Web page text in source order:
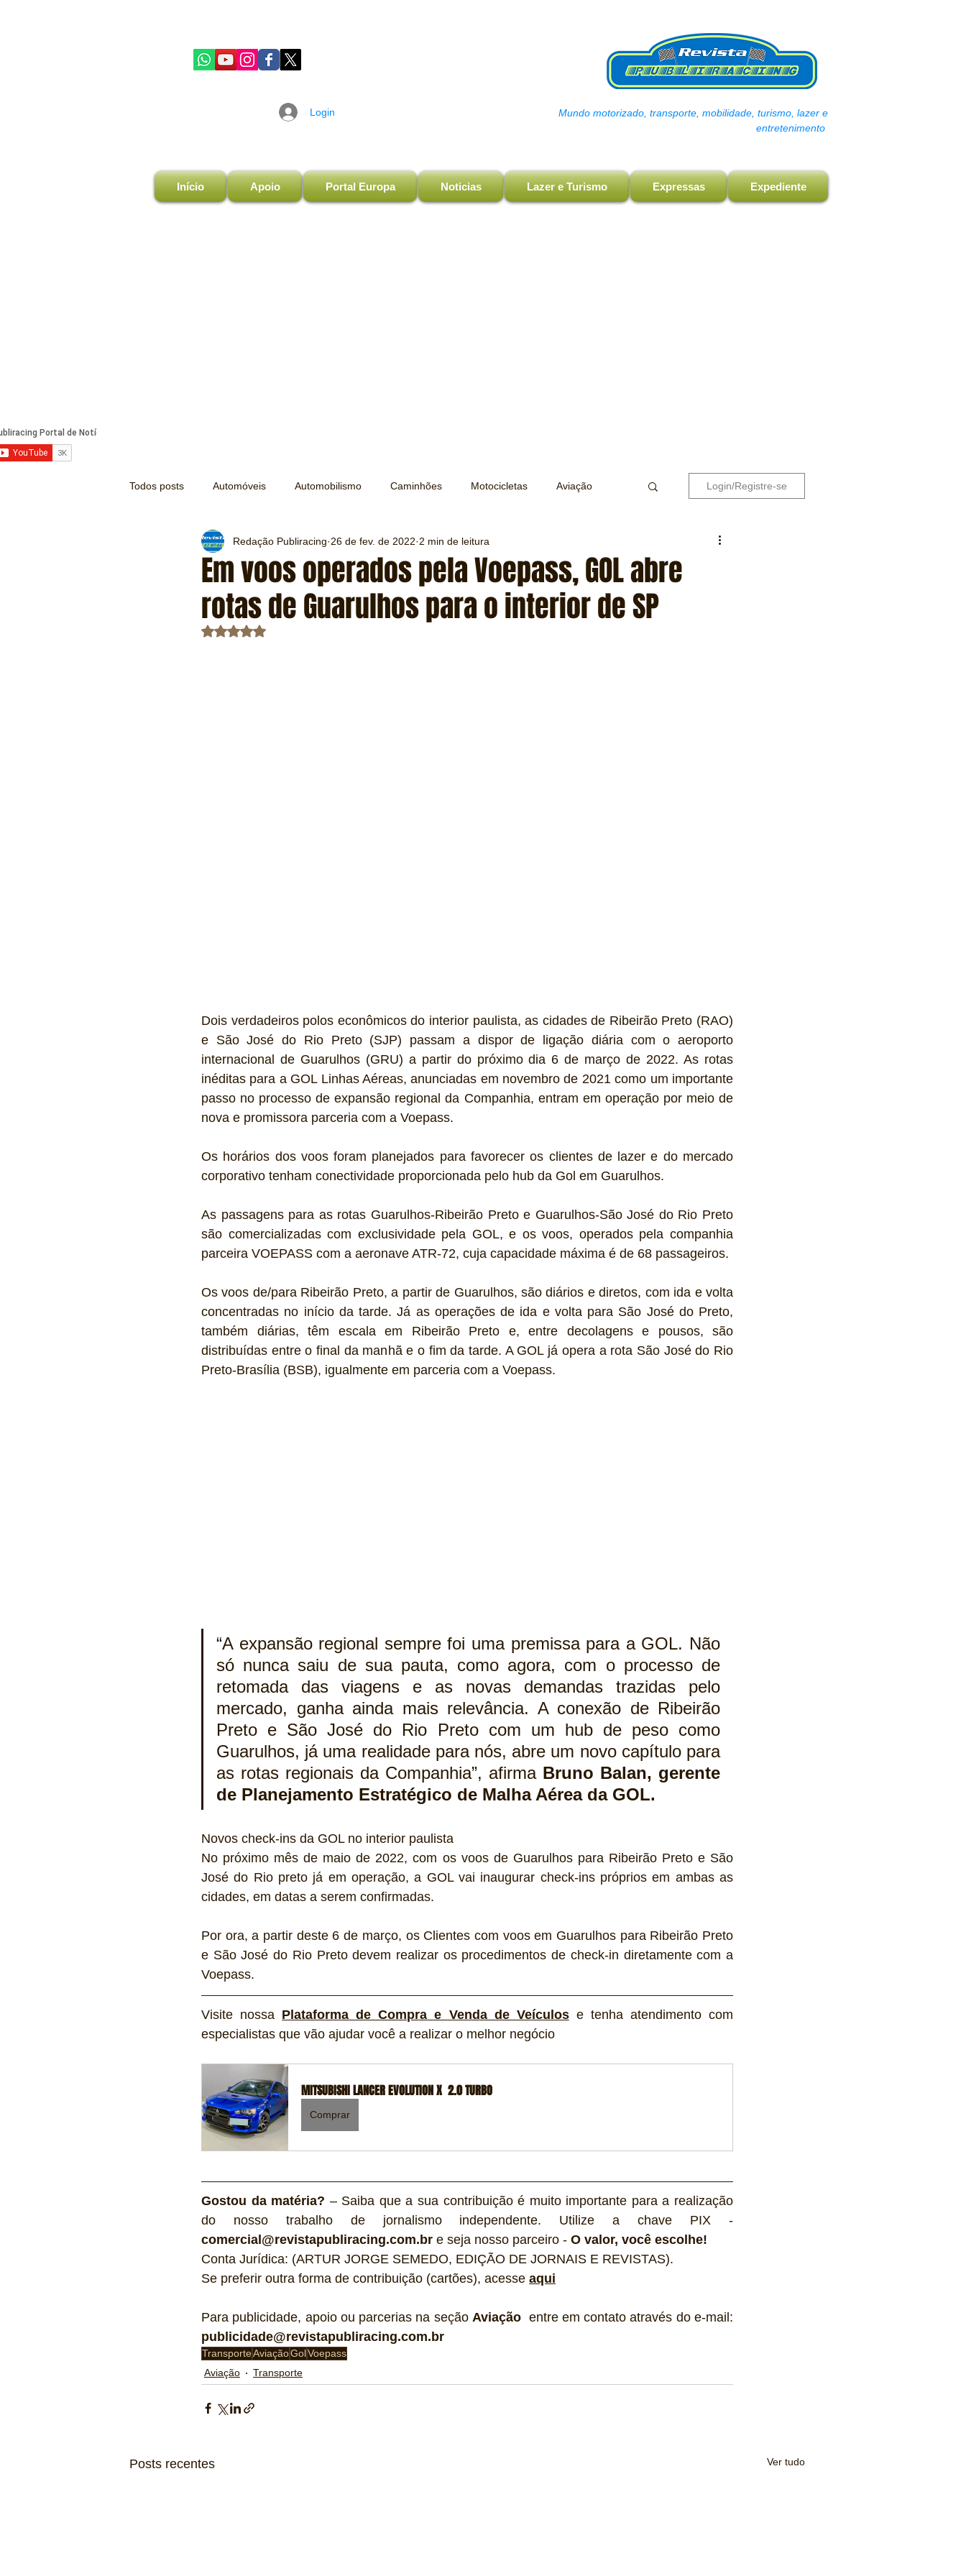
Login
Mundo motorizado, transporte, mobilidade, turismo, lazer e
entretenimento
Início Apoio Portal Europa Noticias Lazer e Turismo Expressas Expediente
Todos posts Automóveis Automobilismo Caminhões Motocicletas Aviação
Turismo Lazer Transporte Trens e Metrô
Mecânica e Peças Segurança Testes e Comparativos Máquinas e Equipamentos
Login/Registre-se
Em voos operados pela Voepass, GOL abre
rotas de Guarulhos para o interior de SP
Redação Publiracing 26 de fev. de 2022 2 min de leitura
Avaliado com NaN de 5 estrelas.
Dois verdadeiros polos econômicos do interior paulista, as cidades de Ribeirão Preto (RAO)
e São José do Rio Preto (SJP) passam a dispor de ligação diária com o aeroporto
internacional de Guarulhos (GRU) a partir do próximo dia 6 de março de 2022. As rotas
inéditas para a GOL Linhas Aéreas, anunciadas em novembro de 2021 como um importante
passo no processo de expansão regional da Companhia, entram em operação por meio de
nova e promissora parceria com a Voepass.
Os horários dos voos foram planejados para favorecer os clientes de lazer e do mercado
corporativo tenham conectividade proporcionada pelo hub da Gol em Guarulhos.
As passagens para as rotas Guarulhos-Ribeirão Preto e Guarulhos-São José do Rio Preto
são comercializadas com exclusividade pela GOL, e os voos, operados pela companhia
parceira VOEPASS com a aeronave ATR-72, cuja capacidade máxima é de 68 passageiros.
Os voos de/para Ribeirão Preto, a partir de Guarulhos, são diários e diretos, com ida e volta
concentradas no início da tarde. Já as operações de ida e volta para São José do Preto,
também diárias, têm escala em Ribeirão Preto e, entre decolagens e pousos, são
distribuídas entre o final da manhã e o fim da tarde. A GOL já opera a rota São José do Rio
Preto-Brasília (BSB), igualmente em parceria com a Voepass.
“A expansão regional sempre foi uma premissa para a GOL. Não
só nunca saiu de sua pauta, como agora, com o processo de
retomada das viagens e as novas demandas trazidas pelo
mercado, ganha ainda mais relevância. A conexão de Ribeirão
Preto e São José do Rio Preto com um hub de peso como
Guarulhos, já uma realidade para nós, abre um novo capítulo para
as rotas regionais da Companhia”, afirma Bruno Balan, gerente
de Planejamento Estratégico de Malha Aérea da GOL.
Novos check-ins da GOL no interior paulista
No próximo mês de maio de 2022, com os voos de Guarulhos para Ribeirão Preto e São
José do Rio preto já em operação, a GOL vai inaugurar check-ins próprios em ambas as
cidades, em datas a serem confirmadas.
Por ora, a partir deste 6 de março, os Clientes com voos em Guarulhos para Ribeirão Preto
e São José do Rio Preto devem realizar os procedimentos de check-in diretamente com a
Voepass.
Visite nossa Plataforma de Compra e Venda de Veículos e tenha atendimento com
especialistas que vão ajudar você a realizar o melhor negócio
MITSUBISHI LANCER EVOLUTION X  2.0 TURBO
Comprar
Gostou da matéria? – Saiba que a sua contribuição é muito importante para a realização
comercial@revistapubliracing.com.br e seja nosso parceiro - O valor, você escolhe!
Conta Jurídica: (ARTUR JORGE SEMEDO, EDIÇÃO DE JORNAIS E REVISTAS).
Se preferir outra forma de contribuição (cartões), acesse aqui
Para publicidade, apoio ou parcerias na seção Aviação
publicidade@revistapubliracing.com.br
TransporteAviaçãoGolVoepass
Aviação
Transporte
Posts recentes Ver tudo